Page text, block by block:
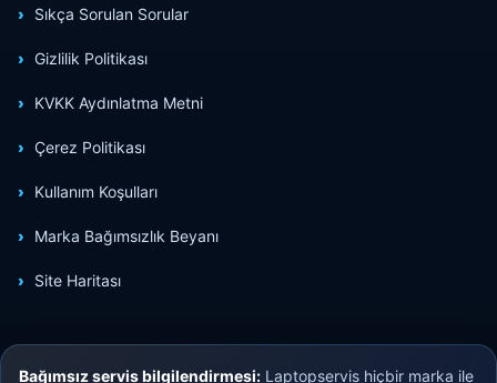
Sıkça Sorulan Sorular
Gizlilik Politikası
KVKK Aydınlatma Metni
Çerez Politikası
Kullanım Koşulları
Marka Bağımsızlık Beyanı
Site Haritası
Bağımsız servis bilgilendirmesi: Laptopservis hiçbir marka ile